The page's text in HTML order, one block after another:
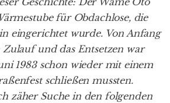
für Obdachlose, die
eingerichtet wurde. Von Anfang
Zulauf und das Entsetzen war
1983 schon wieder mit einem
schließen mussten.
zäher Suche in den folgenden